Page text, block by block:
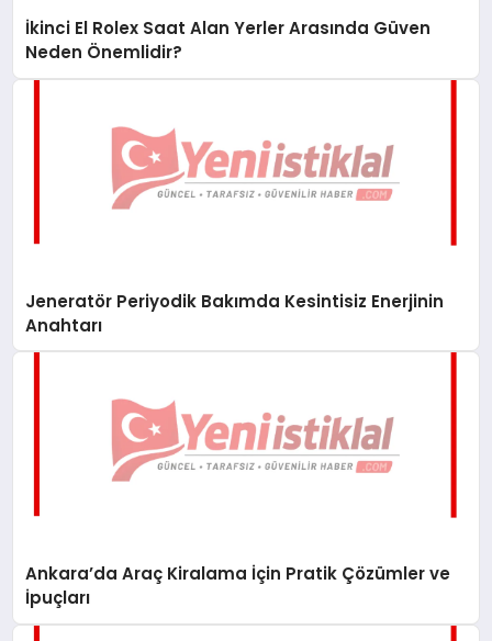
İkinci El Rolex Saat Alan Yerler Arasında Güven
Neden Önemlidir?
Jeneratör Periyodik Bakımda Kesintisiz Enerjinin
Anahtarı
Ankara’da Araç Kiralama İçin Pratik Çözümler ve
İpuçları